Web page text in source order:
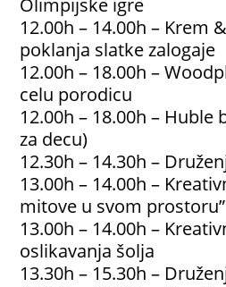
12.00h – 14.00h – Krem
poklanja slatke zalogaje
12.00h – 18.00h –
celu porodicu
12.00h – 18.00h – Huble
za decu)
12.30h – 14.30h –
13.00h – 14.00h –
mitove u svom prostoru”
13.00h – 14.00h –
oslikavanja šolja
13.30h – 15.30h –